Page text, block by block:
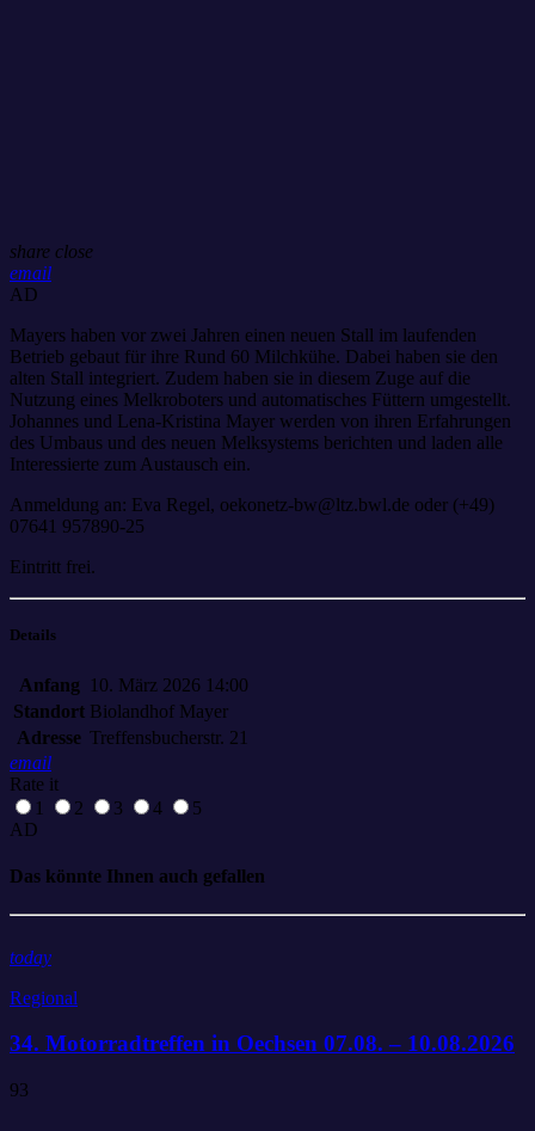
share close
email
AD
Mayers haben vor zwei Jahren einen neuen Stall im laufenden
Betrieb gebaut für ihre Rund 60 Milchkühe. Dabei haben sie den
alten Stall integriert. Zudem haben sie in diesem Zuge auf die
Nutzung eines Melkroboters und automatisches Füttern umgestellt.
Johannes und Lena-Kristina Mayer werden von ihren Erfahrungen
des Umbaus und des neuen Melksystems berichten und laden alle
Interessierte zum Austausch ein.
Anmeldung an: Eva Regel, oekonetz-bw@ltz.bwl.de oder (+49)
07641 957890-25
Eintritt frei.
Details
Anfang
10. März 2026 14:00
Standort Biolandhof Mayer
Adresse Treffensbucherstr. 21
email
Rate it
1
2 3 4
5
AD
Das könnte Ihnen auch gefallen
today
Regional
34. Motorradtreffen in Oechsen 07.08. – 10.08.2026
93